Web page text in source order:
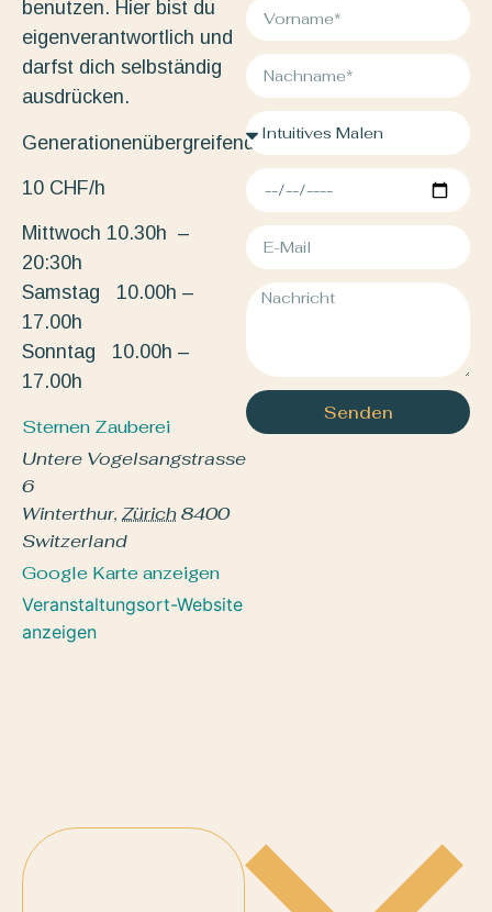
benutzen. Hier bist du
eigenverantwortlich und
darfst dich selbständig
ausdrücken.
Generationenübergreifend.
10 CHF/h
Mittwoch 10.30h –
20:30h
Samstag 10.00h –
17.00h
Sonntag 10.00h –
17.00h
Sternen Zauberei
Untere Vogelsangstrasse
6
Winterthur, Zürich8400
Switzerland
Google Karte anzeigen
Veranstaltungsort-Website
anzeigen
Senden